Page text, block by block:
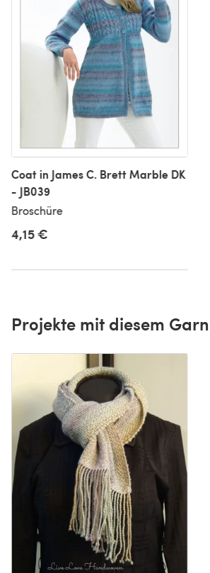
Coat in James C. Brett Marble DK
- JB039
Broschüre
4,15 €
Projekte mit diesem Garn